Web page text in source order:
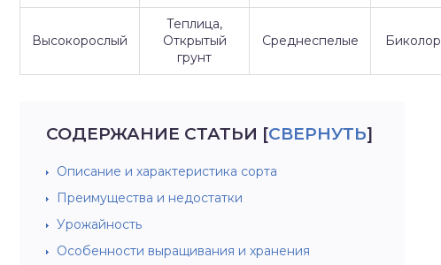
Высокорослый
Теплица,
Открытый
грунт
Среднеспелые Биколор
СОДЕРЖАНИЕ СТАТЬИ [СВЕРНУТЬ]
Описание и характеристика сорта
Преимущества и недостатки
Урожайность
Особенности выращивания и хранения